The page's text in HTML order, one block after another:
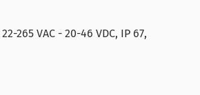
VAC - 20-46 VDC, IP 67,